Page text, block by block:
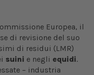
Europea, il
di revisione del suo
di residui (LMR)
suini e negli equidi.
– industria